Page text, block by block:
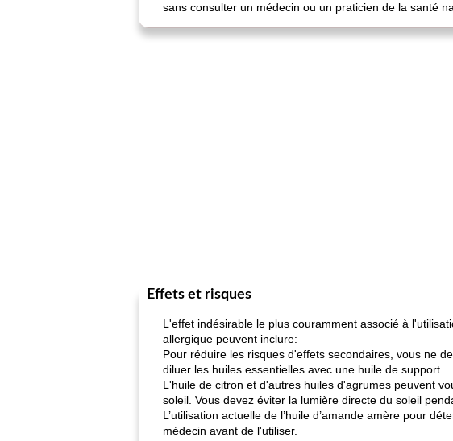
sans consulter un médecin ou un praticien de la santé
Effets et risques
L'effet indésirable le plus couramment associé à
allergique peuvent inclure:
Pour réduire les risques d'effets secondaires, vous ne
diluer les huiles essentielles avec une huile de support.
L'huile de citron et d'autres huiles d'agrumes peuvent
soleil. Vous devez éviter la lumière directe du soleil
L’utilisation actuelle de l’huile d’amande amère pour
médecin avant de l'utiliser.